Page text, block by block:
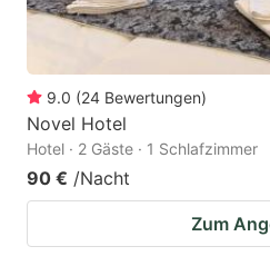
9.0 (24 Bewertungen)
Novel Hotel
Hotel · 2 Gäste · 1 Schlafzimmer
90 € /Nacht
Zum